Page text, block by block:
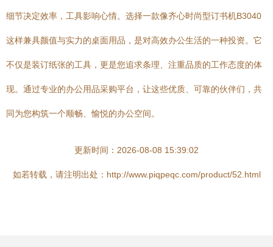
细节决定效率，工具影响心情。选择一款像齐心时尚型订书机B3040
这样兼具颜值与实力的桌面用品，是对高效办公生活的一种投资。它
不仅是装订纸张的工具，更是您追求条理、注重品质的工作态度的体
现。通过专业的办公用品采购平台，让这些优质、可靠的伙伴们，共
同为您构筑一个顺畅、愉悦的办公空间。
更新时间：2026-08-08 15:39:02
如若转载，请注明出处：http://www.piqpeqc.com/product/52.html